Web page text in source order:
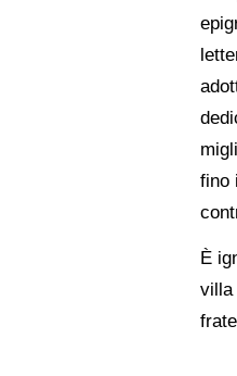
fino
È
villa